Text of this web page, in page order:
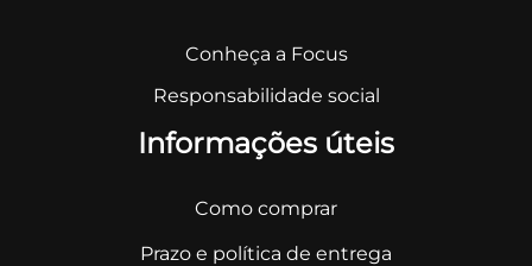
Conheça a Focus
Responsabilidade social
Informações úteis
Como comprar
Prazo e política de entrega